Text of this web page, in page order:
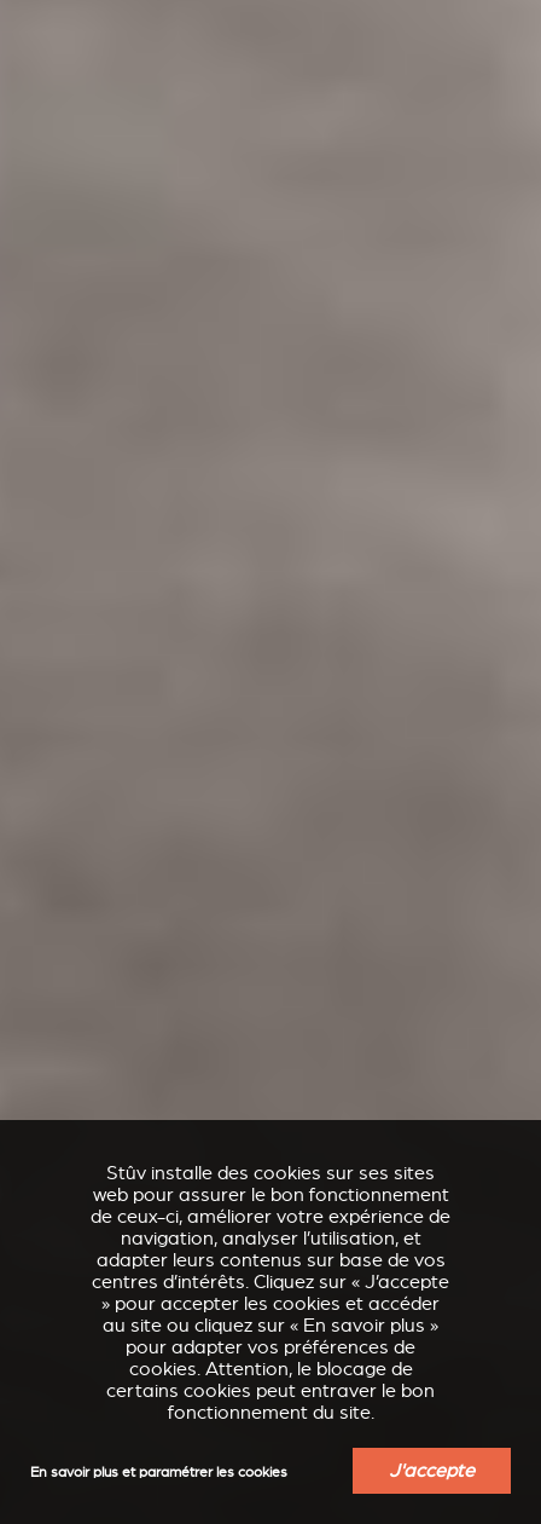
Stûv installe des cookies sur ses sites
web pour assurer le bon fonctionnement
de ceux-ci, améliorer votre expérience de
navigation, analyser l’utilisation, et
adapter leurs contenus sur base de vos
centres d’intérêts. Cliquez sur « J’accepte
» pour accepter les cookies et accéder
au site ou cliquez sur « En savoir plus »
pour adapter vos préférences de
cookies. Attention, le blocage de
certains cookies peut entraver le bon
fonctionnement du site.
En savoir plus et paramétrer les cookies J'accepte